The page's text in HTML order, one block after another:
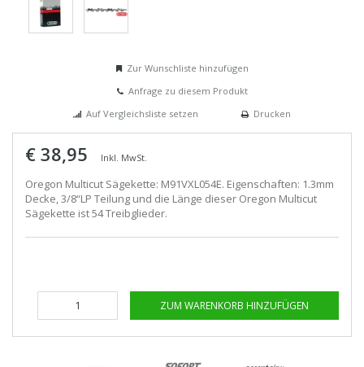
Zur Wunschliste hinzufügen
Anfrage zu diesem Produkt
Auf Vergleichsliste setzen
Drucken
€ 38,95 Inkl. MwSt.
Oregon Multicut Sägekette: M91VXL054E. Eigenschaften: 1.3mm
Decke, 3/8“LP Teilung und die Länge dieser Oregon Multicut
Sägekette ist 54 Treibglieder.
ZUM WARENKORB HINZUFÜGEN